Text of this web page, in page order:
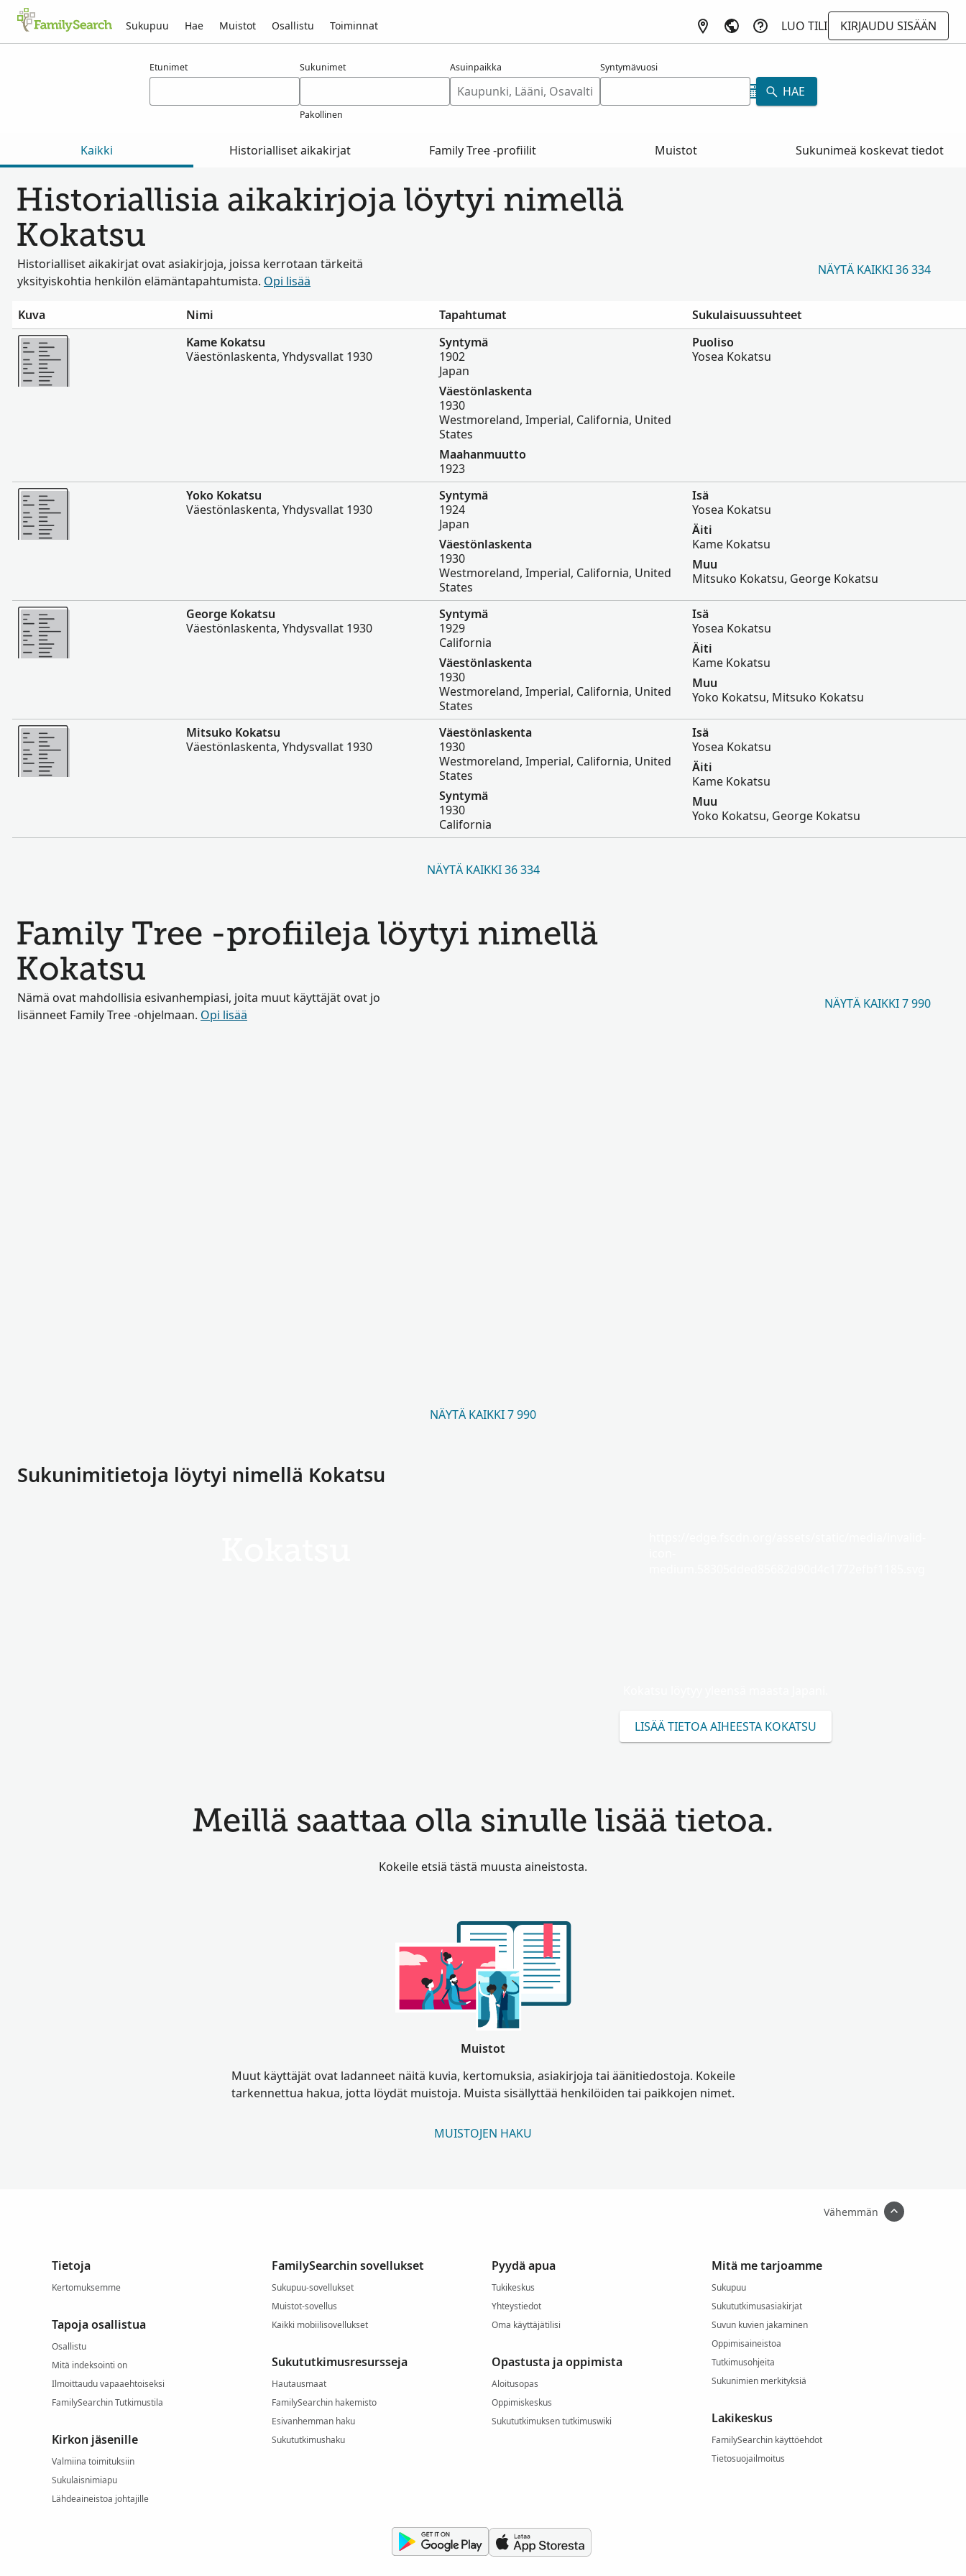
Sukupuu Hae Muistot Osallistu Toiminnat LUO TILI
KIRJAUDU SISÄÄN
Etunimet Sukunimet
Pakollinen
Asuinpaikka Syntymävuosi
HAE
Kaikki Historialliset aikakirjat Family Tree -profiilit Muistot Sukunimeä koskevat tiedot
Historiallisia aikakirjoja löytyi nimellä
Kokatsu
Historialliset aikakirjat ovat asiakirjoja, joissa kerrotaan tärkeitä
yksityiskohtia henkilön elämäntapahtumista. Opi lisää
NÄYTÄ KAIKKI 36 334
Kuva Nimi Tapahtumat
Sukulaisuussuhteet
Enemmän
Kame Kokatsu
Väestönlaskenta, Yhdysvallat 1930
Syntymä
1902
Japan
Väestönlaskenta
1930
Westmoreland, Imperial, California, United
States
Maahanmuutto
1923
Puoliso
Yosea Kokatsu
Enemmän
Yoko Kokatsu
Väestönlaskenta, Yhdysvallat 1930
Syntymä
1924
Japan
Väestönlaskenta
1930
Westmoreland, Imperial, California, United
States
Isä
Yosea Kokatsu
Äiti
Kame Kokatsu
Muu
Mitsuko Kokatsu, George Kokatsu
Enemmän
George Kokatsu
Väestönlaskenta, Yhdysvallat 1930
Syntymä
1929
California
Väestönlaskenta
1930
Westmoreland, Imperial, California, United
States
Isä
Yosea Kokatsu
Äiti
Kame Kokatsu
Muu
Yoko Kokatsu, Mitsuko Kokatsu
Enemmän
Mitsuko Kokatsu
Väestönlaskenta, Yhdysvallat 1930
Väestönlaskenta
1930
Westmoreland, Imperial, California, United
States
Syntymä
1930
California
Isä
Yosea Kokatsu
Äiti
Kame Kokatsu
Muu
Yoko Kokatsu, George Kokatsu
NÄYTÄ KAIKKI 36 334
Family Tree -profiileja löytyi nimellä
Kokatsu
Nämä ovat mahdollisia esivanhempiasi, joita muut käyttäjät ovat jo
lisänneet Family Tree -ohjelmaan. Opi lisää
NÄYTÄ KAIKKI 7 990
NÄYTÄ KAIKKI 7 990
Sukunimitietoja löytyi nimellä Kokatsu
LISÄÄ TIETOA AIHEESTA KOKATSU
Meillä saattaa olla sinulle lisää tietoa.
Kokeile etsiä tästä muusta aineistosta.
Muistot
Muut käyttäjät ovat ladanneet näitä kuvia, kertomuksia, asiakirjoja tai äänitiedostoja. Kokeile
tarkennettua hakua, jotta löydät muistoja. Muista sisällyttää henkilöiden tai paikkojen nimet.
MUISTOJEN HAKU
Vähemmän
Tietoja
Kertomuksemme
Tapoja osallistua
Osallistu
Mitä indeksointi on
Ilmoittaudu vapaaehtoiseksi
FamilySearchin Tutkimustila
Kirkon jäsenille
Valmiina toimituksiin
Sukulaisnimiapu
Lähdeaineistoa johtajille
FamilySearchin sovellukset
Sukupuu-sovellukset
Muistot-sovellus
Kaikki mobiilisovellukset
Sukututkimusresursseja
Hautausmaat
FamilySearchin hakemisto
Esivanhemman haku
Sukututkimushaku
Pyydä apua
Tukikeskus
Yhteystiedot
Oma käyttäjätilisi
Opastusta ja oppimista
Aloitusopas
Oppimiskeskus
Sukututkimuksen tutkimuswiki
Mitä me tarjoamme
Sukupuu
Sukututkimusasiakirjat
Suvun kuvien jakaminen
Oppimisaineistoa
Tutkimusohjeita
Sukunimien merkityksiä
Lakikeskus
FamilySearchin käyttöehdot
Tietosuojailmoitus